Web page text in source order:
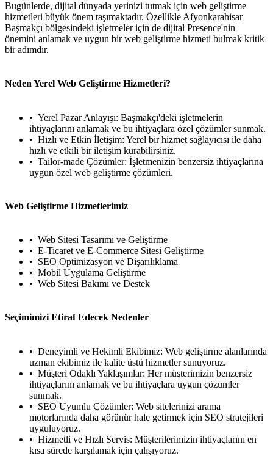
Bugünlerde, dijital dünyada yerinizi tutmak için web geliştirme
hizmetleri büyük önem taşımaktadır. Özellikle Afyonkarahisar
Başmakçı bölgesindeki işletmeler için de dijital Presence'nin
önemini anlamak ve uygun bir web geliştirme hizmeti bulmak kritik
bir adımdır.
Neden Yerel Web Geliştirme Hizmetleri?
Yerel Pazar Anlayışı: Başmakçı'deki işletmelerin
ihtiyaçlarını anlamak ve bu ihtiyaçlara özel çözümler sunmak.
Hızlı ve Etkin İletişim: Yerel bir hizmet sağlayıcısı ile daha
hızlı ve etkili bir iletişim kurabilirsiniz.
Tailor-made Çözümler: İşletmenizin benzersiz ihtiyaçlarına
uygun özel web geliştirme çözümleri.
Web Geliştirme Hizmetlerimiz
Web Sitesi Tasarımı ve Geliştirme
E-Ticaret ve E-Commerce Sitesi Geliştirme
SEO Optimizasyon ve Dişarılıklama
Mobil Uygulama Geliştirme
Web Sitesi Bakımı ve Destek
Seçimimizi Etiraf Edecek Nedenler
Deneyimli ve Hekimli Ekibimiz: Web geliştirme alanlarında
uzman ekibimiz ile kalite üstü hizmetler sunuyoruz.
Müşteri Odaklı Yaklaşımlar: Her müşterimizin benzersiz
ihtiyaçlarını anlamak ve bu ihtiyaçlara uygun çözümler
sunmak.
SEO Uyumlu Çözümler: Web sitelerinizi arama
motorlarında daha görünür hale getirmek için SEO stratejileri
uyguluyoruz.
Hizmetli ve Hızlı Servis: Müşterilerimizin ihtiyaçlarını en
kısa sürede karşılamak için çalışıyoruz.